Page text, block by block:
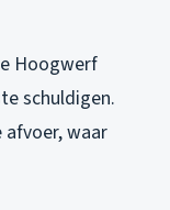
Hoogwerf
schuldigen.
waar